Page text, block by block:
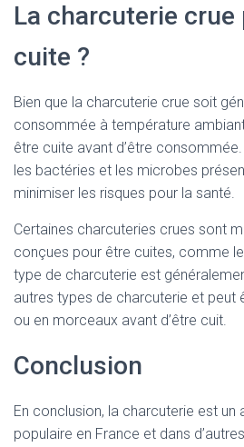
La charcuterie crue
cuite ?
Bien que la charcuterie crue soit
consommée à température
être cuite avant d’être
les bactéries et les microbes
minimiser les risques pour la santé.
Certaines charcuteries crues sont
conçues pour être cuites, comme
type de charcuterie est
autres types de charcuterie et peut
ou en morceaux avant d’être cuit.
Conclusion
En conclusion, la charcuterie est un
populaire en France et dans